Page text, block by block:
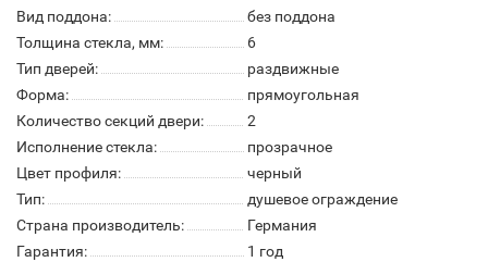
Вид поддона:
без поддона
Толщина стекла, мм:
6
Тип дверей:
раздвижные
Форма:
прямоугольная
Количество секций двери:
2
Исполнение стекла:
прозрачное
Цвет профиля:
черный
Тип:
душевое ограждение
Страна производитель:
Германия
Гарантия:
1 год